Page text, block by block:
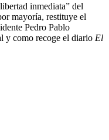
inmediata” del
mayoría, restituye el
Pedro Pablo
y como recoge el diario El